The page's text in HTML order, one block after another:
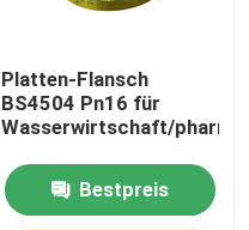
Platten-Flansch
BS4504 Pn16 für
Wasserwirtschaft/
Bestpreis